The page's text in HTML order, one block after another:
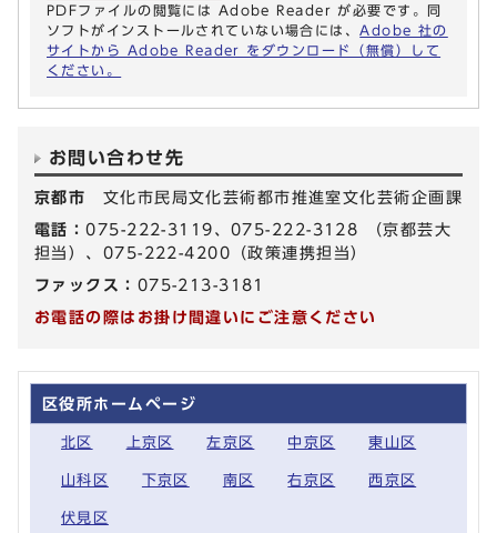
PDFファイルの閲覧には Adobe Reader が必要です。同
ソフトがインストールされていない場合には、 Adobe 社の
サイトから Adobe Reader をダウンロード（無償）して
ください。
お問い合わせ先
京都市 文化市民局文化芸術都市推進室文化芸術企画課
電話：075-222-3119、075-222-3128 （京都芸大
担当）、075-222-4200（政策連携担当）
ファックス： 075-213-3181
お電話の際はお掛け間違いにご注意ください
区役所ホームページ
北区 上京区 左京区 中京区 東山区
山科区 下京区 南区 右京区 西京区
伏見区